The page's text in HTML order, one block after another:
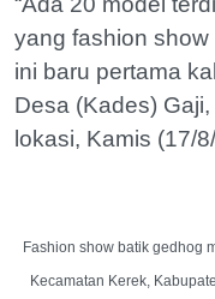
yang fashion
ini baru pertama
Desa (Kades)
lokasi, Kamis (17/
Fashion show batik gedhog
Kecamatan Kerek,